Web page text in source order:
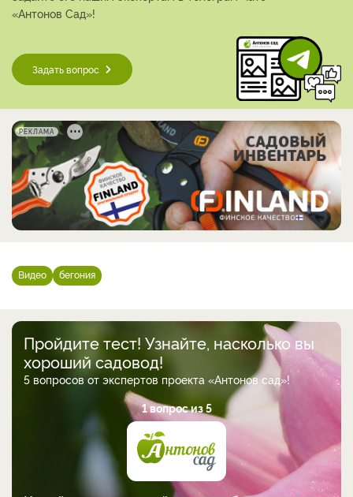
«Антонов Сад»!
Задать вопрос
РЕКЛАМА
Видео бегония
Пройдите тест! Узнайте, насколько вы
хороший садовод!
5 вопросов от экспертов проекта «Антонов сад»!
1 вопрос из 5